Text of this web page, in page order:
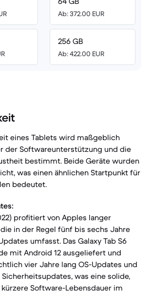
Ab: 372.00 EUR
256 GB
Ab: 422.00 EUR
eines Tablets wird maßgeblich
der Softwareunterstützung und die
bestimmt. Beide Geräte wurden
was einen ähnlichen Startpunkt für
bedeutet.
profitiert von Apples langer
in der Regel fünf bis sechs Jahre
umfasst. Das Galaxy Tab S6
mit Android 12 ausgeliefert und
vier Jahre lang OS-Updates und
was eine solide,
Software-Lebensdauer im